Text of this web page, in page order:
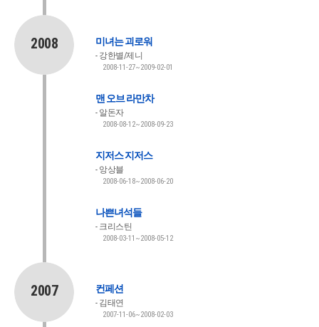
2008 미녀는 괴로워
강한별/제니
2008-11-27~2009-02-01
맨 오브 라만차
알돈자
2008-08-12~2008-09-23
지저스 지저스
앙상블
2008-06-18~2008-06-20
나쁜녀석들
크리스틴
2008-03-11~2008-05-12
2007 컨페션
김태연
2007-11-06~2008-02-03